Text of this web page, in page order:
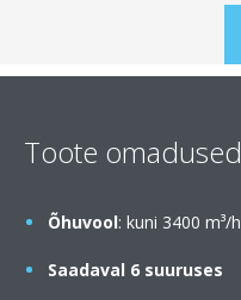
Toote omadused
Õhuvool: kuni 3400 m³/h
Saadaval 6 suuruses